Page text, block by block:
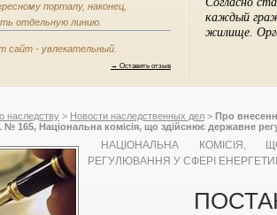
порталу, наконец,
отдельную линию.
- увлекательный.
→ Оставить отзыв
наследству > Новости наследственных дел > Про
№ 165, Національна комісія, що здійснює державне
НАЦІОНАЛЬНА КОМІСІЯ,
РЕГУЛЮВАННЯ У СФЕРІ